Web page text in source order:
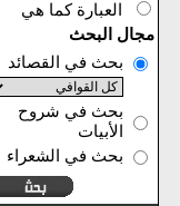
العبارة كما هي
مجال البحث
بحث في القصائد
بحث في شروح
الأبيات
بحث في الشعراء